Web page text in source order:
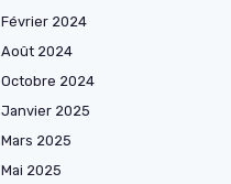
Février 2024
Août 2024
Octobre 2024
Janvier 2025
Mars 2025
Mai 2025